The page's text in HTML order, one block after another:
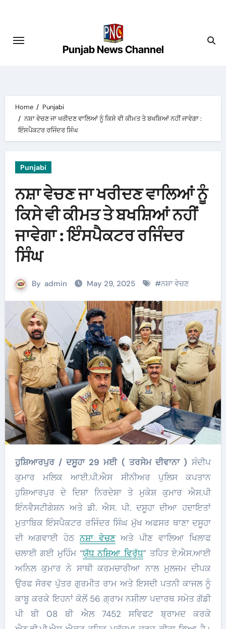
content
Punjab News Channel
Home
Punjabi
ਨਸ਼ਾ ਵੇਚਣ ਜਾ ਖਰੀਦਣ ਵਾਲਿਆਂ ਨੂੰ ਕਿਸੇ ਵੀ ਕੀਮਤ ਤੇ ਬਖਸ਼ਿਆਂ ਨਹੀਂ ਜਾਵੇਗਾ :
ਇੰਸਪੈਕਟਰ ਰਜਿੰਦਰ ਸਿੰਘ
Punjabi
ਨਸ਼ਾ ਵੇਚਣ ਜਾ ਖਰੀਦਣ ਵਾਲਿਆਂ ਨੂੰ
ਕਿਸੇ ਵੀ ਕੀਮਤ ਤੇ ਬਖਸ਼ਿਆਂ ਨਹੀਂ
ਜਾਵੇਗਾ : ਇੰਸਪੈਕਟਰ ਰਜਿੰਦਰ
ਸਿੰਘ
By admin May 29, 2025 #ਨਸ਼ਾ ਵੇਚਣ
ਹੁਸ਼ਿਆਰਪੁਰ / ਦਸੂਹਾ 29 ਮਈ ( ਤਰਸੇਮ ਦੀਵਾਨਾ ) ਸੰਦੀਪ
ਕੁਮਾਰ ਮਲਿਕ ਆਈ.ਪੀ.ਐਸ ਸੀਨੀਅਰ ਪੁਲਿਸ ਕਪਤਾਨ
ਹੁਸ਼ਿਆਰਪੁਰ ਦੇ ਦਿਸ਼ਾ ਨਿਰਦੇਸ਼ਾ ਤੇ ਮੁਕੇਸ਼ ਕੁਮਾਰ ਐਸ.ਪੀ
ਇੰਨਵੈਸਟੀਗੇਸ਼ਨ ਅਤੇ ਡੀ. ਐਸ. ਪੀ. ਦਸੂਹਾ ਦੀਆ ਹਦਾਇਤਾਂ
ਮੁਤਾਬਿਕ ਇੰਸਪੈਕਟਰ ਰਜਿੰਦਰ ਸਿੰਘ ਮੁੱਖ ਅਫਸਰ ਥਾਣਾ ਦਸੂਹਾ
ਦੀ ਅਗਵਾਈ ਹੇਠਨਸ਼ਾ ਵੇਚਣਅਤੇ ਪੀਣ ਵਾਲਿਆ ਖਿਲਾਫ
ਚਲਾਈ ਗਈ ਮੁਹਿੰਮ “ਯੁੱਧ ਨਸ਼ਿਆ ਵਿਰੁੱਧ” ਤਹਿਤ ਏ.ਐਸ.ਆਈ
ਅਨਿਲ ਕੁਮਾਰ ਨੇ ਸਾਥੀ ਕਰਮਚਾਰੀਆ ਨਾਲ ਮੁਲਜਮ ਦੀਪਕ
ਉਰਫ ਸੋਰਵ ਪੁੱਤਰ ਗੁਰਮੀਤ ਰਾਮ ਅਤੇ ਇਸਦੀ ਪਤਨੀ ਕਾਜਲ ਨੂੰ
ਕਾਬੂ ਕਰਕੇ ਇਹਨਾਂ ਕੋਲੋਂ 56 ਗ੍ਰਾਮ ਨਸ਼ੀਲਾ ਪਦਾਰਥ ਸਮੇਤ ਗੱਡੀ
ਪੀ ਬੀ 08 ਬੀ ਐਲ 7452 ਸਵਿਫਟ ਬ੍ਰਾਮਦ ਕਰਕੇ